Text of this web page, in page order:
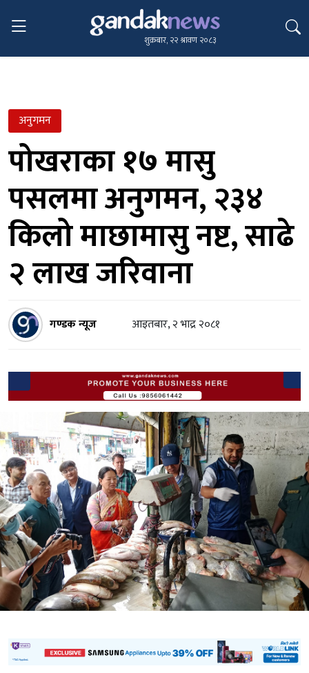
शुक्रबार, २२ श्रावण २०८३
अनुगमन
पोखराका १७ मासु
पसलमा अनुगमन, २३४
किलो माछामासु नष्ट, साढे
२ लाख जरिवाना
गण्डक न्यूज आइतबार, २ भाद्र २०८१